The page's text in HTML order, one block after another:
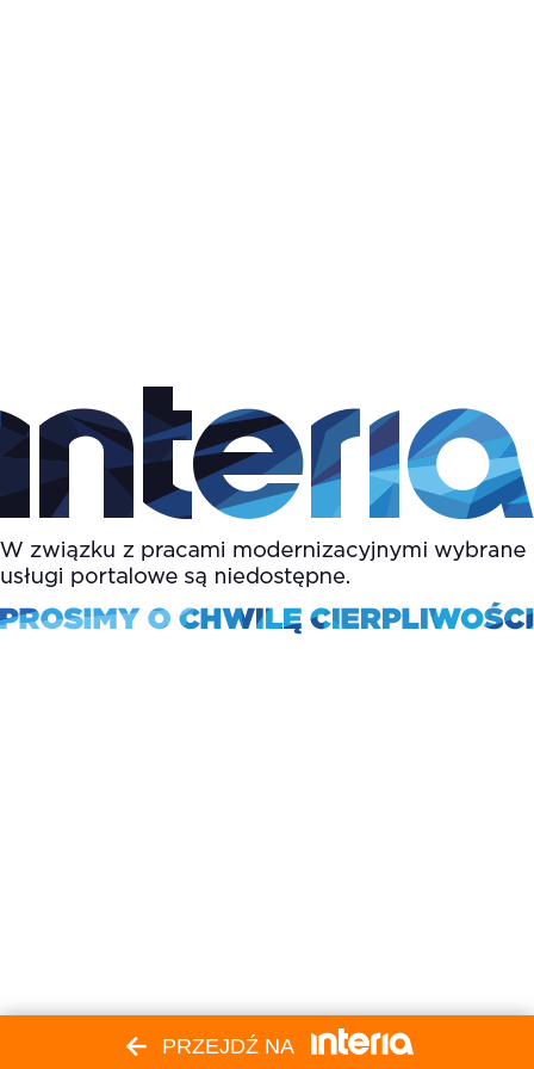
PRZEJDŹ NA